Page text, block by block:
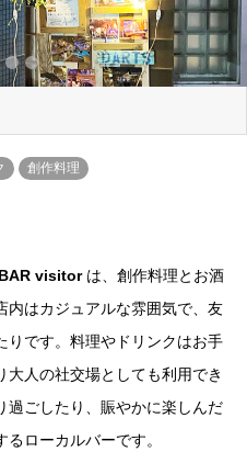
創作料理
visitorは、創作料理とお酒
内はカジュアルな雰囲気で、友
りです。料理やドリンクはお手
人の社交場としても利用でき
過ごしたり、賑やかに楽しんだ
ローカルバーです。